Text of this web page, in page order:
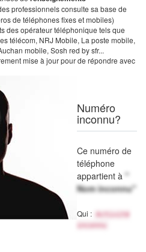
professionnels consulte sa base de
de téléphones fixes et mobiles)
des opérateur téléphonique tels que
télécom, NRJ Mobile, La poste mobile,
mobile, Sosh red by sfr...
mise à jour pour de répondre avec
Numéro
inconnu?
Ce numéro de
téléphone
appartient à "
Nom inconnu"
Qui :
Activité
inconnu